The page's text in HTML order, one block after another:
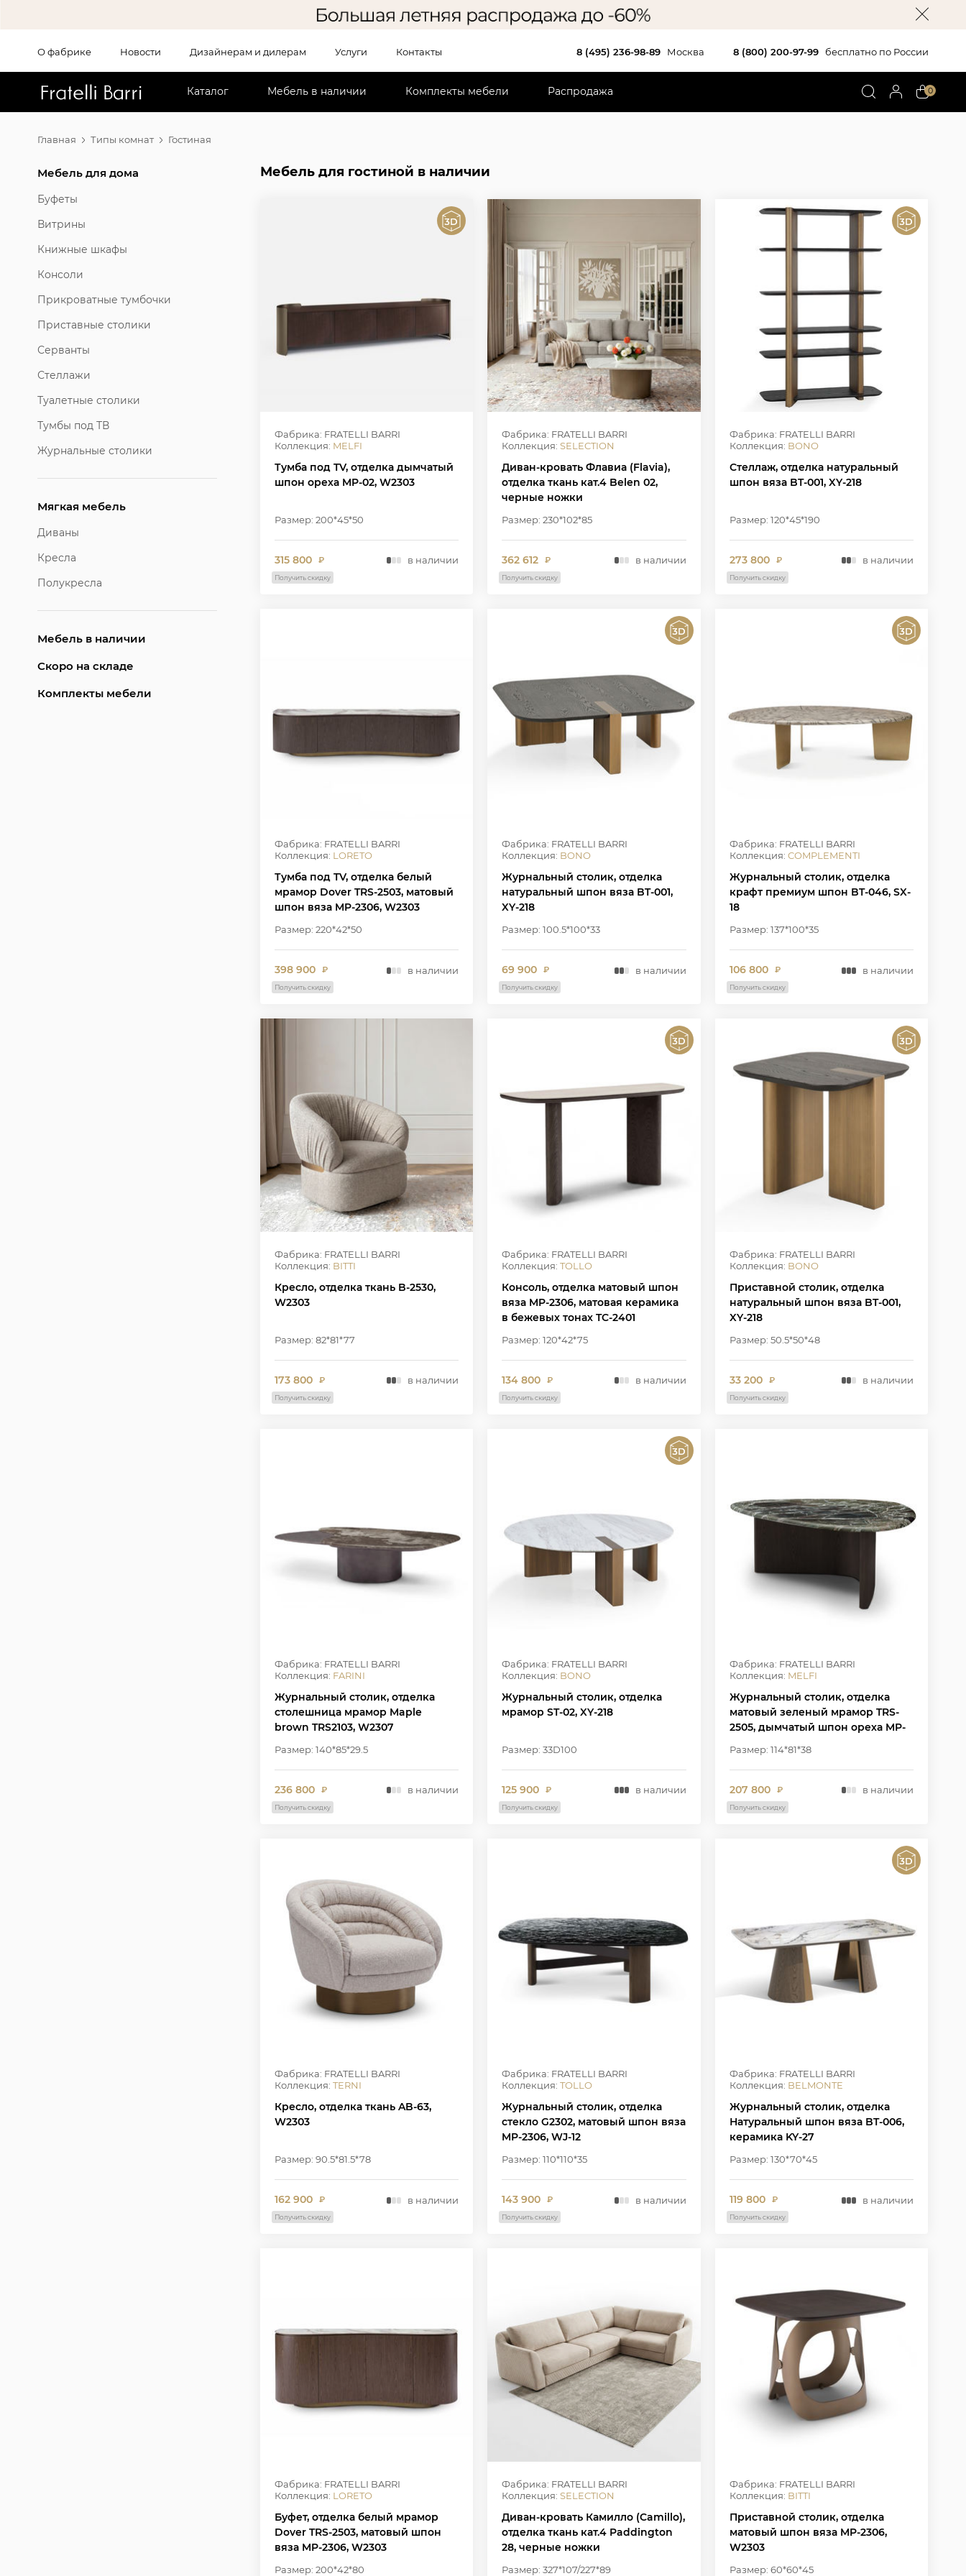
О фабрике Новости Дизайнерам и дилерам Услуги Контакты 8 (495) 236-98-89 Москва 8 (800) 200-97-99 бесплатно по России
Каталог Мебель в наличии Комплекты мебели Распродажа 0
Главная Типы комнат Гостиная
Мебель для дома
Буфеты
Витрины
Книжные шкафы
Консоли
Прикроватные тумбочки
Приставные столики
Серванты
Стеллажи
Туалетные столики
Тумбы под ТВ
Журнальные столики
Мягкая мебель
Диваны
Кресла
Полукресла
Мебель в наличии
Скоро на складе
Комплекты мебели
Мебель для гостиной в наличии
Фабрика: FRATELLI BARRI
Коллекция: MELFI
Тумба под TV, отделка дымчатый
шпон ореха MP-02, W2303
Размер: 200*45*50
315 800 ₽ в наличии
Получить скидку
Фабрика: FRATELLI BARRI
Коллекция:SELECTION
Диван-кровать Флавиа (Flavia),
отделка ткань кат.4 Belen 02,
черные ножки
Размер: 230*102*85
362 612 ₽ в наличии
Получить скидку
Фабрика: FRATELLI BARRI
Коллекция: BONO
Стеллаж, отделка натуральный
шпон вяза BT-001, XY-218
Размер: 120*45*190
273 800 ₽ в наличии
Получить скидку
Фабрика: FRATELLI BARRI
Коллекция: LORETO
Тумба под TV, отделка белый
мрамор Dover TRS-2503, матовый
шпон вяза MP-2306, W2303
Размер: 220*42*50
398 900 ₽ в наличии
Получить скидку
Фабрика: FRATELLI BARRI
Коллекция: BONO
Журнальный столик, отделка
натуральный шпон вяза BT-001,
XY-218
Размер: 100.5*100*33
69 900 ₽ в наличии
Получить скидку
Фабрика: FRATELLI BARRI
Коллекция: COMPLEMENTI
Журнальный столик, отделка
крафт премиум шпон BT-046, SX-
18
Размер: 137*100*35
106 800 ₽ в наличии
Получить скидку
Фабрика: FRATELLI BARRI
Коллекция: BITTI
Кресло, отделка ткань B-2530,
W2303
Размер: 82*81*77
173 800 ₽ в наличии
Получить скидку
Фабрика: FRATELLI BARRI
Коллекция:TOLLO
Консоль, отделка матовый шпон
вяза MP-2306, матовая керамика
в бежевых тонах TC-2401
Размер: 120*42*75
134 800 ₽ в наличии
Получить скидку
Фабрика: FRATELLI BARRI
Коллекция: BONO
Приставной столик, отделка
натуральный шпон вяза BT-001,
XY-218
Размер: 50.5*50*48
33 200 ₽ в наличии
Получить скидку
Фабрика: FRATELLI BARRI
Коллекция: FARINI
Журнальный столик, отделка
столешница мрамор Maple
brown TRS2103, W2307
Размер: 140*85*29.5
236 800 ₽ в наличии
Получить скидку
Фабрика: FRATELLI BARRI
Коллекция: BONO
Журнальный столик, отделка
мрамор ST-02, XY-218
Размер: 33D100
125 900 ₽ в наличии
Получить скидку
Фабрика: FRATELLI BARRI
Коллекция: MELFI
Журнальный столик, отделка
матовый зеленый мрамор TRS-
2505, дымчатый шпон ореха MP-
Размер: 114*81*38
207 800 ₽ в наличии
Получить скидку
Фабрика: FRATELLI BARRI
Коллекция: TERNI
Кресло, отделка ткань AB-63,
W2303
Размер: 90.5*81.5*78
162 900 ₽ в наличии
Получить скидку
Фабрика: FRATELLI BARRI
Коллекция:TOLLO
Журнальный столик, отделка
стекло G2302, матовый шпон вяза
MP-2306, WJ-12
Размер: 110*110*35
143 900 ₽ в наличии
Получить скидку
Фабрика: FRATELLI BARRI
Коллекция: BELMONTE
Журнальный столик, отделка
Натуральный шпон вяза BT-006,
керамика KY-27
Размер: 130*70*45
119 800 ₽ в наличии
Получить скидку
Фабрика: FRATELLI BARRI
Коллекция: LORETO
Буфет, отделка белый мрамор
Dover TRS-2503, матовый шпон
вяза MP-2306, W2303
Размер: 200*42*80
Фабрика: FRATELLI BARRI
Коллекция:SELECTION
Диван-кровать Камилло (Camillo),
отделка ткань кат.4 Paddington
28, черные ножки
Размер: 327*107/227*89
Фабрика: FRATELLI BARRI
Коллекция: BITTI
Приставной столик, отделка
матовый шпон вяза MP-2306,
W2303
Размер: 60*60*45